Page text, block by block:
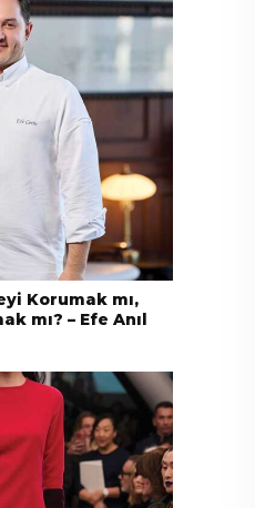
Korumak mı,
mı? – Efe Anıl